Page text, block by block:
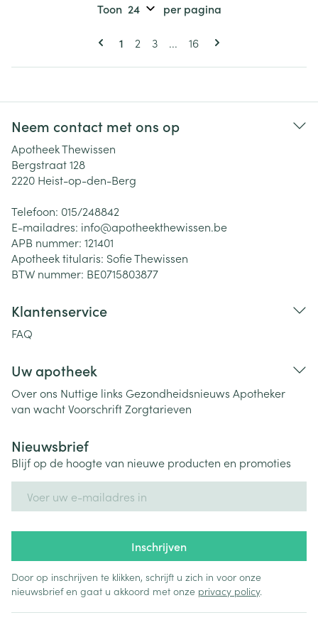
Pagina's
U lees momenteel pagina
1 Pagina
2 Pagina
3 ... Pagina
16
Toon per pagina
Neem contact met ons op
Apotheek Thewissen
Bergstraat 128
2220 Heist-op-den-Berg
Telefoon: 015/248842
E-mailadres: info@apotheekthewissen.be
APB nummer: 121401
Apotheek titularis: Sofie Thewissen
BTW nummer: BE0715803877
Klantenservice
FAQ
Uw apotheek
Over ons Nuttige links Gezondheidsnieuws Apotheker
van wachtVoorschriftZorgtarieven
Nieuwsbrief
Blijf op de hoogte van nieuwe producten en promoties
Inschrijven
Door op inschrijven te klikken, schrijft u zich in voor onze
nieuwsbrief en gaat u akkoord met onze privacy policy.